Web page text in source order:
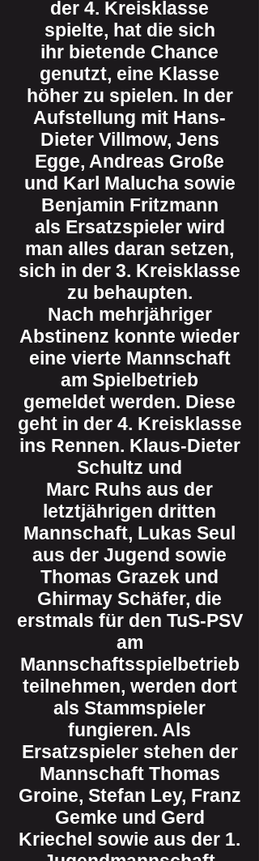
der 4. Kreisklasse
spielte, hat die sich
ihr bietende Chance
genutzt, eine Klasse
höher zu spielen. In der
Aufstellung mit Hans-
Dieter Villmow, Jens
Egge, Andreas Große
und Karl Malucha sowie
Benjamin Fritzmann
als Ersatzspieler wird
man alles daran setzen,
sich in der 3. Kreisklasse
zu behaupten.
Nach mehrjähriger
Abstinenz konnte wieder
eine vierte Mannschaft
am Spielbetrieb
gemeldet werden. Diese
geht in der 4. Kreisklasse
ins Rennen. Klaus-Dieter
Schultz und
Marc Ruhs aus der
letztjährigen dritten
Mannschaft, Lukas Seul
aus der Jugend sowie
Thomas Grazek und
Ghirmay Schäfer, die
erstmals für den TuS-PSV
am
Mannschaftsspielbetrieb
teilnehmen, werden dort
als Stammspieler
fungieren. Als
Ersatzspieler stehen der
Mannschaft Thomas
Groine, Stefan Ley, Franz
Gemke und Gerd
Kriechel sowie aus der 1.